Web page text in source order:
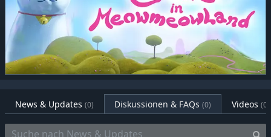
News & Updates (0) Diskussionen & FAQs (0) Videos (0)